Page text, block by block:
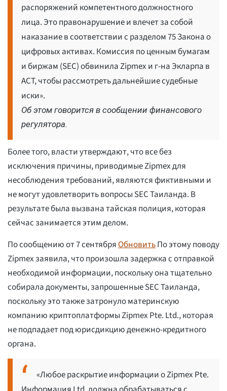
распоряжений компетентного должностного
лица. Это правонарушение и влечет за собой
наказание в соответствии с разделом 75 Закона о
цифровых активах. Комиссия по ценным бумагам
и биржам (SEC) обвинила Zipmex и г-на Экларпа в
ACT, чтобы рассмотреть дальнейшие судебные
иски».
Об этом говорится в сообщении финансового
регулятора.
Более того, власти утверждают, что все без
исключения причины, приводимые Zipmex для
несоблюдения требований, являются фиктивными и
не могут удовлетворить вопросы SEC Таиланда. В
результате была вызвана тайская полиция, которая
сейчас занимается этим делом.
По сообщению от 7 сентябряОбновитьПо этому поводу
Zipmex заявила, что произошла задержка с отправкой
необходимой информации, поскольку она тщательно
собирала документы, запрошенные SEC Таиланда,
поскольку это также затронуло материнскую
компанию криптоплатформы Zipmex Pte. Ltd., которая
не подпадает под юрисдикцию денежно-кредитного
органа.
«Любое раскрытие информации о Zipmex Pte.